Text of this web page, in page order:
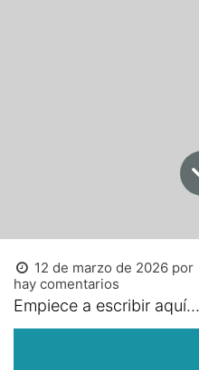
12 de marzo de 2026 por
hay comentarios
Empiece a escribir aquí...